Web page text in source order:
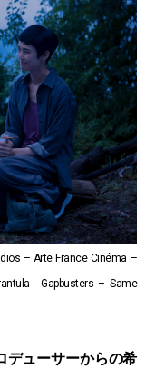
– Arte France Cinéma –
- Gapbusters – Same
デューサーからの希